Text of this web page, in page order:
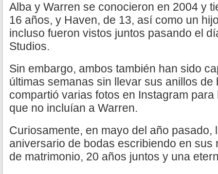
Alba y Warren se conocieron en 2004 y
16 años, y Haven, de 13, así como un
incluso fueron vistos juntos pasando el
Studios.
Sin embargo, ambos también han sido
últimas semanas sin llevar sus anillos de
compartió varias fotos en Instagram
que no incluían a Warren.
Curiosamente, en mayo del año pasado,
aniversario de bodas escribiendo en sus
de matrimonio, 20 años juntos y una